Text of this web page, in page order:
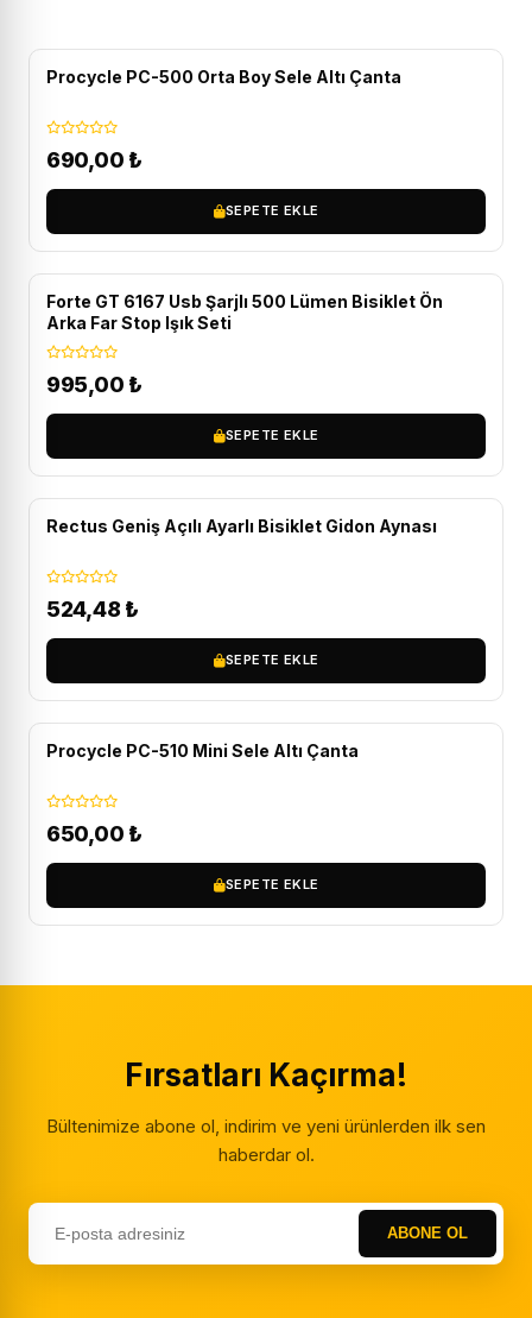
Procycle PC-500 Orta Boy Sele Altı Çanta
690,00 ₺
SEPETE EKLE
Forte GT 6167 Usb Şarjlı 500 Lümen Bisiklet Ön
Arka Far Stop Işık Seti
995,00 ₺
SEPETE EKLE
Rectus Geniş Açılı Ayarlı Bisiklet Gidon Aynası
524,48 ₺
SEPETE EKLE
Procycle PC-510 Mini Sele Altı Çanta
650,00 ₺
SEPETE EKLE
Fırsatları Kaçırma!
Bültenimize abone ol, indirim ve yeni ürünlerden ilk sen
haberdar ol.
ABONE OL